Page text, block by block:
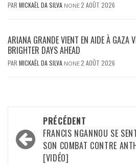
PAR MICKAËL DA SILVA NONE2 AOÛT 2026
ARIANA GRANDE VIENT EN AIDE À GAZA
BRIGHTER DAYS AHEAD
PAR MICKAËL DA SILVA NONE2 AOÛT 2026
Navigation
d’article
PRÉCÉDENT
FRANCIS NGANNOU SE
SON COMBAT CONTRE
[VIDÉO]